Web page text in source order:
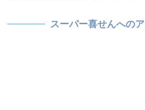
スーパー喜せんへの